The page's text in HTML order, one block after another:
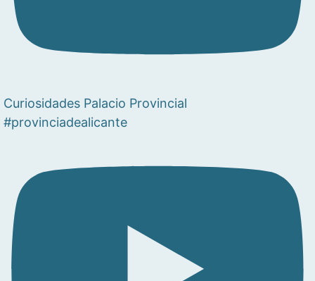
Curiosidades Palacio Provincial
#provinciadealicante